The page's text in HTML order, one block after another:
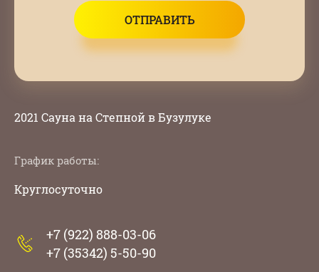
ОТПРАВИТЬ
2021 Сауна на Степной в Бузулуке
График работы:
Круглосуточно
+7 (922) 888-03-06
+7 (35342) 5-50-90